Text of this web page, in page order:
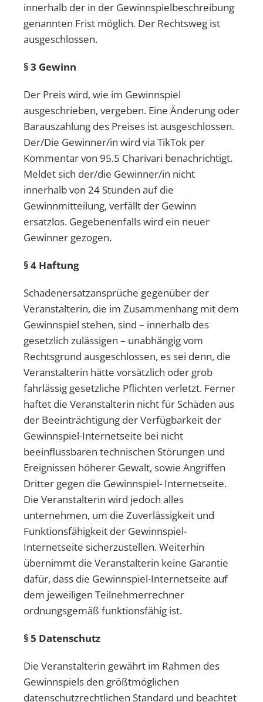
innerhalb der in der Gewinnspielbeschreibung
genannten Frist möglich. Der Rechtsweg ist
ausgeschlossen.
§ 3 Gewinn
Der Preis wird, wie im Gewinnspiel
ausgeschrieben, vergeben. Eine Änderung oder
Barauszahlung des Preises ist ausgeschlossen.
Der/Die Gewinner/in wird via TikTok per
Kommentar von 95.5 Charivari benachrichtigt.
Meldet sich der/die Gewinner/in nicht
innerhalb von 24 Stunden auf die
Gewinnmitteilung, verfällt der Gewinn
ersatzlos. Gegebenenfalls wird ein neuer
Gewinner gezogen.
§ 4 Haftung
Schadenersatzansprüche gegenüber der
Veranstalterin, die im Zusammenhang mit dem
Gewinnspiel stehen, sind – innerhalb des
gesetzlich zulässigen – unabhängig vom
Rechtsgrund ausgeschlossen, es sei denn, die
Veranstalterin hätte vorsätzlich oder grob
fahrlässig gesetzliche Pflichten verletzt. Ferner
haftet die Veranstalterin nicht für Schäden aus
der Beeinträchtigung der Verfügbarkeit der
Gewinnspiel-Internetseite bei nicht
beeinflussbaren technischen Störungen und
Ereignissen höherer Gewalt, sowie Angriffen
Dritter gegen die Gewinnspiel- Internetseite.
Die Veranstalterin wird jedoch alles
unternehmen, um die Zuverlässigkeit und
Funktionsfähigkeit der Gewinnspiel-
Internetseite sicherzustellen. Weiterhin
übernimmt die Veranstalterin keine Garantie
dafür, dass die Gewinnspiel-Internetseite auf
dem jeweiligen Teilnehmerrechner
ordnungsgemäß funktionsfähig ist.
§ 5 Datenschutz
Die Veranstalterin gewährt im Rahmen des
Gewinnspiels den größtmöglichen
datenschutzrechtlichen Standard und beachtet